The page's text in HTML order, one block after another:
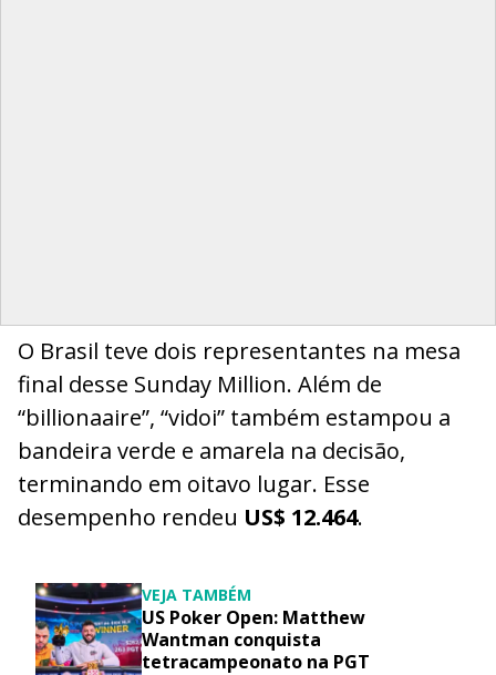
O Brasil teve dois representantes na mesa
final desse Sunday Million. Além de
“billionaaire”, “vidoi” também estampou a
bandeira verde e amarela na decisão,
terminando em oitavo lugar. Esse
desempenho rendeu US$ 12.464.
VEJA TAMBÉM
US Poker Open: Matthew
Wantman conquista
tetracampeonato na PGT